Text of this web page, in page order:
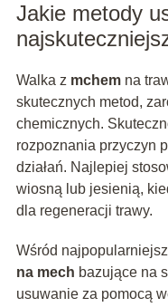
Jakie metody
Walka z mchemna
skutecznych metod,
chemicznych.
rozpoznania przyczyn
działań. Najlepiej
wiosną lub jesienią,
dla regeneracji trawy.
Wśród
na mech bazujące na
usuwanie za pomocą